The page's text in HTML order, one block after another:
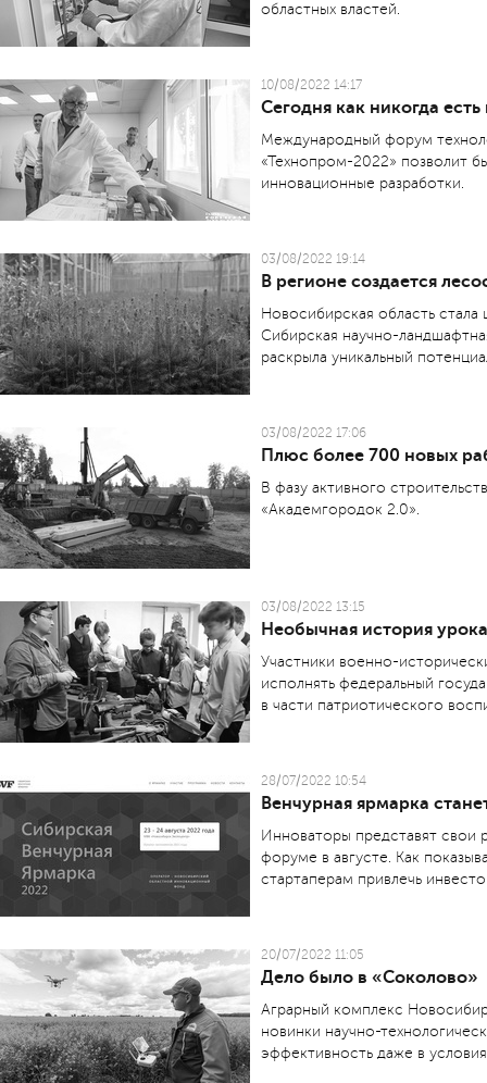
областных властей.
10/08/2022 14:17
Сегодня как никогда
Международный форум
«Технопром-2022» позволит
инновационные разработки.
03/08/2022 19:14
В регионе создается
Новосибирская область
Сибирская научно-
раскрыла уникальный
03/08/2022 17:06
Плюс более 700 новых
В фазу активного
«Академгородок 2.0».
03/08/2022 13:15
Необычная история
Участники военно-
исполнять федеральный
в части патриотического
28/07/2022 10:54
Венчурная ярмарка
Инноваторы представят свои
форуме в августе. Как
стартаперам привлечь
20/07/2022 11:05
Дело было в «Соколово»
Аграрный комплекс
новинки научно-
эффективность даже в